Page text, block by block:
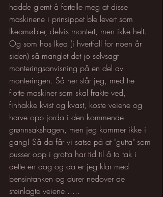
hadde glemt å fortelle meg at disse
maskinene i prinsippet ble levert som
Ikeamøbler, delvis montert, men ikke helt.
Og som hos Ikea (i hvertfall for noen år
siden) så manglet det jo selvsagt
monteringsanvisning på en del av
monteringen. Så her står jeg, med tre
flotte maskiner som skal frakte ved,
finhakke kvist og kvast, koste veiene og
harve opp jorda i den kommende
grønnsakshagen, men jeg kommer ikke i
gang! Så da får vi satse på at "gutta" som
pusser opp i grotta har tid til å ta tak i
dette en dag og da er jeg klar med
bensintanken og durer nedover de
steinlagte veiene......